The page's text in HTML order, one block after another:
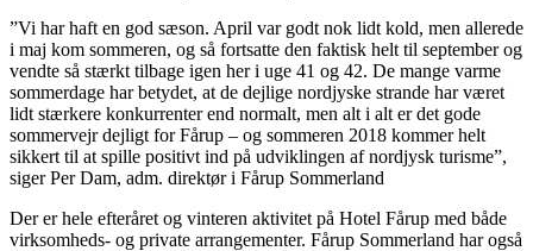
”Vi har haft en god sæson. April var godt nok lidt kold, men allerede
i maj kom sommeren, og så fortsatte den faktisk helt til september og
vendte så stærkt tilbage igen her i uge 41 og 42. De mange varme
sommerdage har betydet, at de dejlige nordjyske strande har været
lidt stærkere konkurrenter end normalt, men alt i alt er det gode
sommervejr dejligt for Fårup – og sommeren 2018 kommer helt
sikkert til at spille positivt ind på udviklingen af nordjysk turisme”,
siger Per Dam, adm. direktør i Fårup Sommerland
Der er hele efteråret og vinteren aktivitet på Hotel Fårup med både
virksomheds- og private arrangementer. Fårup Sommerland har også